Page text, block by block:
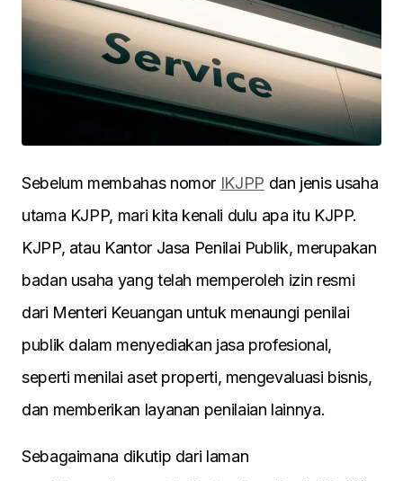
Sebelum membahas nomor IKJPP dan jenis usaha
utama KJPP, mari kita kenali dulu apa itu KJPP.
KJPP, atau Kantor Jasa Penilai Publik, merupakan
badan usaha yang telah memperoleh izin resmi
dari Menteri Keuangan untuk menaungi penilai
publik dalam menyediakan jasa profesional,
seperti menilai aset properti, mengevaluasi bisnis,
dan memberikan layanan penilaian lainnya.
Sebagaimana dikutip dari laman